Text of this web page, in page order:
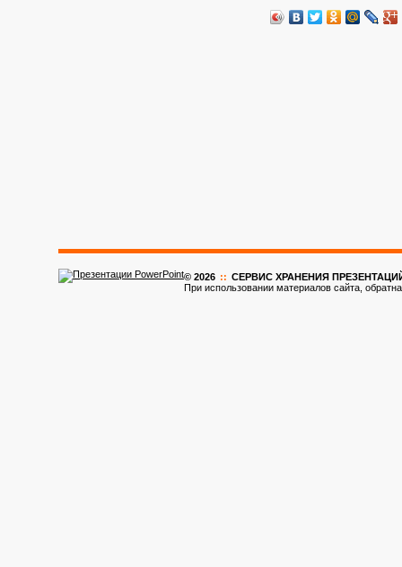
© 2026 :: CЕРВИС ХРАНЕНИЯ ПРЕЗЕНТАЦИЙ
При использовании материалов сайта,